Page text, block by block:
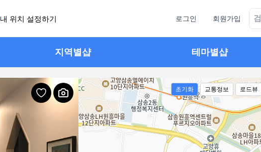
내 위치 설정하기 로그인 회원가입
지역별샵 테마별샵
초기화 교통정보 로드뷰